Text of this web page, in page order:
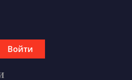
Войти